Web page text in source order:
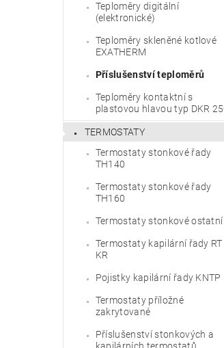
Teploměry digitální
(elektronické)
Teploměry skleněné kotlové
EXATHERM
Příslušenství teploměrů
Teploměry kontaktní s
plastovou hlavou typ DKR
TERMOSTATY
Termostaty stonkové řady
TH140
Termostaty stonkové řady
TH160
Termostaty stonkové ostatní
Termostaty kapilární řady RT
KR
Pojistky kapilární řady KNTP
Termostaty příložné
zakrytované
Příslušenství stonkových a